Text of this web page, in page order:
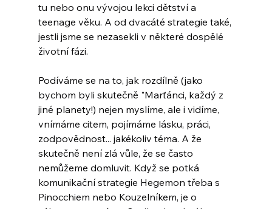
tu nebo onu vývojou lekci dětství a
teenage věku. A od dvacáté strategie také,
jestli jsme se nezasekli v některé dospělé
životní fázi.
Podíváme se na to, jak rozdílně (jako
bychom byli skutečně "Marťánci, každý z
jiné planety!) nejen myslíme, ale i vidíme,
vnímáme citem, pojímáme lásku, práci,
zodpovědnost... jakékoliv téma. A že
skutečně není zlá vůle, že se často
nemůžeme domluvit. Když se potká
komunikační strategie Hegemon třeba s
Pinocchiem nebo Kouzelníkem, je o